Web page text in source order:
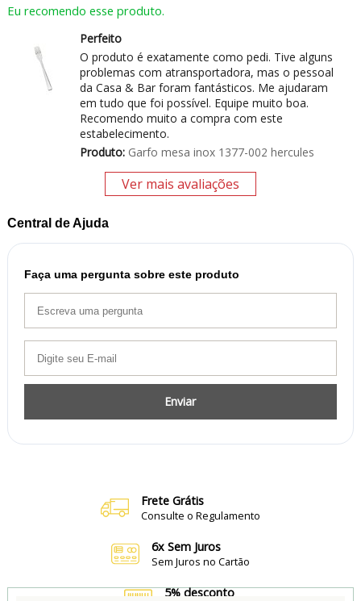
Eu recomendo esse produto.
Perfeito
O produto é exatamente como pedi. Tive alguns
problemas com atransportadora, mas o pessoal
da Casa & Bar foram fantásticos. Me ajudaram
em tudo que foi possível. Equipe muito boa.
Recomendo muito a compra com este
estabelecimento.
Produto:Garfo mesa inox 1377-002 hercules
Ver mais avaliações
Central de Ajuda
Faça uma pergunta sobre este produto
Enviar
Frete Grátis
Consulte o Regulamento
6x Sem Juros
Sem Juros no Cartão
5% desconto